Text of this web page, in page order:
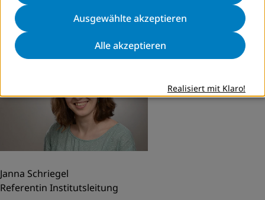
Kontakt
Janna Schriegel
Referentin Institutsleitung
Ausgewählte akzeptieren
Alle akzeptieren
Realisiert mit Klaro!